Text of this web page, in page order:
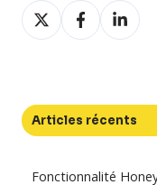
Partager
sur
Partager
sur
Partager
sur
Articles récents
Fonctionnalité